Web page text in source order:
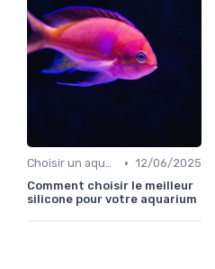
Choisir un aquarium • 12/06/2025
Comment choisir le meilleur
silicone pour votre aquarium